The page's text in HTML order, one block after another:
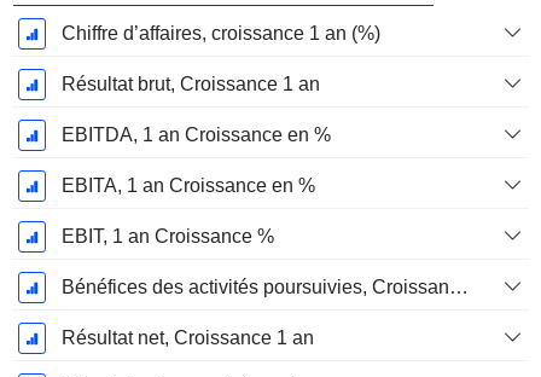
Chiffre d’affaires, croissance 1 an (%)
Résultat brut, Croissance 1 an
EBITDA, 1 an Croissance en %
EBITA, 1 an Croissance en %
EBIT, 1 an Croissance %
Bénéfices des activités poursuivies, Croissance 1 an
Résultat net, Croissance 1 an